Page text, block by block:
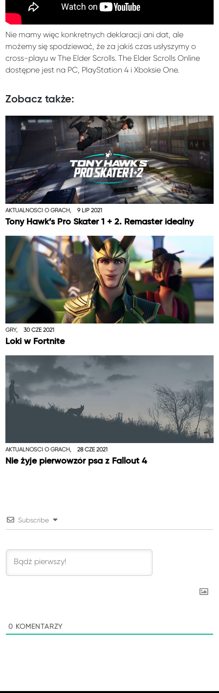
Nie mamy więc konkretnych deklaracji ani dat, ale
możemy się spodziewać, że za jakiś czas usłyszymy o
cross-playu w The Elder Scrolls. The Elder Scrolls Online
dostępne jest na PC, PlayStation 4 i Xboksie One.
Zobacz także:
AKTUALNOŚCI O GRACH, 9 LIP 2021
Tony Hawk’s Pro Skater 1 + 2. Remaster idealny
GRY, 30 CZE 2021
Loki w Fortnite
AKTUALNOŚCI O GRACH, 28 CZE 2021
Nie żyje pierwowzór psa z Fallout 4
Subscribe
0 KOMENTARZY